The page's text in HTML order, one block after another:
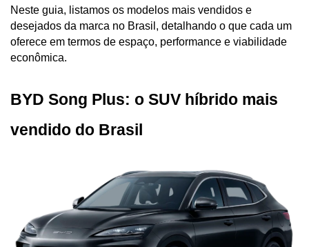
Neste guia, listamos os modelos mais vendidos e
desejados da marca no Brasil, detalhando o que cada um
oferece em termos de espaço, performance e viabilidade
econômica.
BYD Song Plus: o SUV híbrido mais
vendido do Brasil